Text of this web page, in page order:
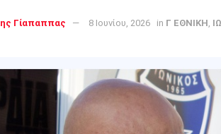
Γίαπαππας 8 Ιουνίου, 2026 in Γ ΕΘΝΙΚΗ